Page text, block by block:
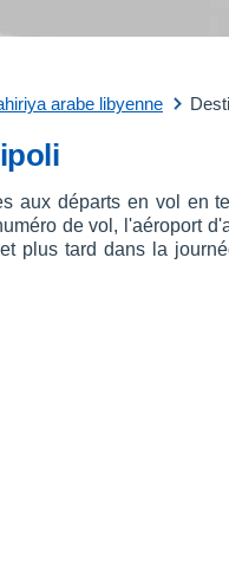
arabe libyenne
aux départs en vol en
de vol, l'aéroport
plus tard dans la